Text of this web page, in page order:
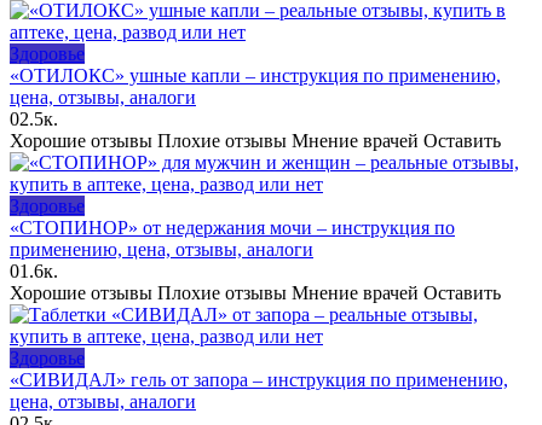
Здоровье
«ОТИЛОКС» ушные капли – инструкция по применению,
цена, отзывы, аналоги
02.5к.
Хорошие отзывы Плохие отзывы Мнение врачей Оставить
Здоровье
«СТОПИНОР» от недержания мочи – инструкция по
применению, цена, отзывы, аналоги
01.6к.
Хорошие отзывы Плохие отзывы Мнение врачей Оставить
Здоровье
«СИВИДАЛ» гель от запора – инструкция по применению,
цена, отзывы, аналоги